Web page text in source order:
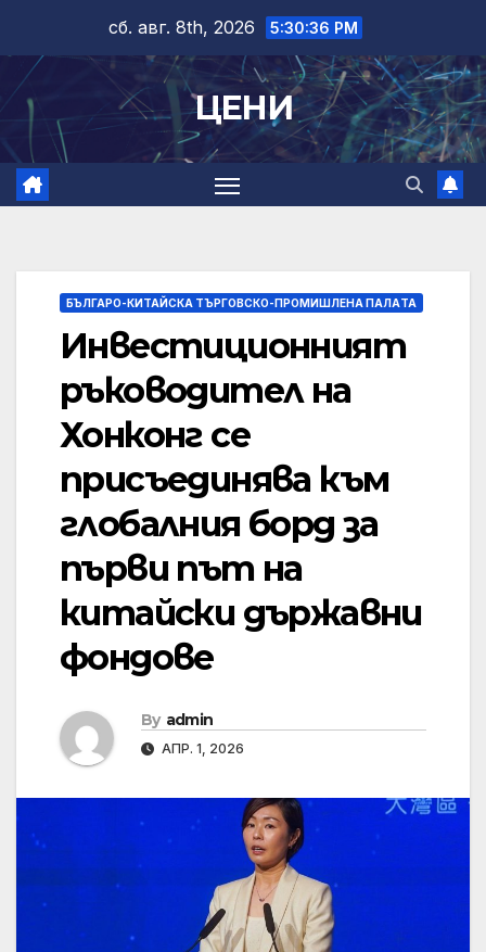
content
сб. авг. 8th, 2026 5:30:37 PM
ЦЕНИ
БЪЛГАРО-КИТАЙСКА ТЪРГОВСКО-ПРОМИШЛЕНА ПАЛAТА
Инвестиционният
ръководител на
Хонконг се
присъединява към
глобалния борд за
първи път на
китайски държавни
фондове
By admin
АПР. 1, 2026